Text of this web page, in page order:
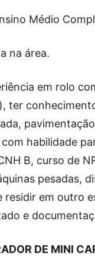
Médio
na área.
em rolo
ter
habilidade
B, curso de
pesadas,
residir em outro
e
DE MINI